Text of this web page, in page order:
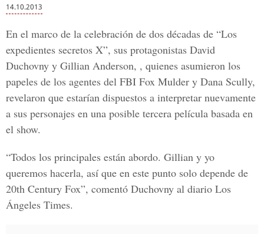
14.10.2013
En el marco de la celebración de dos décadas de “Los
expedientes secretos X”, sus protagonistas David
Duchovny y Gillian Anderson, , quienes asumieron los
papeles de los agentes del FBI Fox Mulder y Dana Scully,
revelaron que estarían dispuestos a interpretar nuevamente
a sus personajes en una posible tercera película basada en
el show.
“Todos los principales están abordo. Gillian y yo
queremos hacerla, así que en este punto solo depende de
20th Century Fox”, comentó Duchovny al diario Los
Ángeles Times.